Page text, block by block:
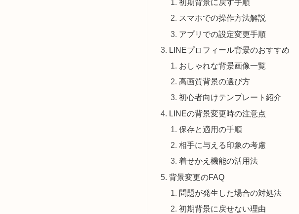
初期背景に戻す手順
スマホでの操作方法解説
アプリでの設定変更手順
LINEプロフィール背景のおすすめ
おしゃれな背景画像一覧
高画質背景の選び方
初心者向けテンプレート紹介
LINEの背景変更時の注意点
保存と適用の手順
相手に与える印象の考慮
着せかえ機能の活用法
背景変更のFAQ
問題が発生した場合の対処法
初期背景に戻せない理由